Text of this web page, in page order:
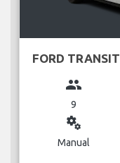
FORD TRANSIT
group
9
miscellaneous_services
Manual